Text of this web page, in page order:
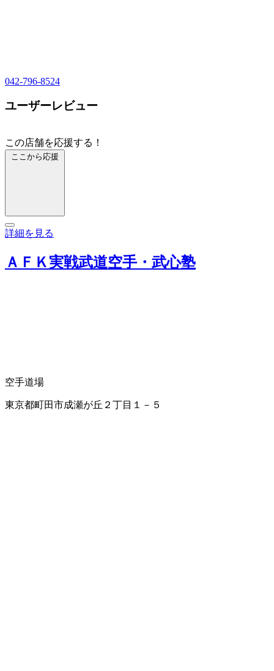
042-796-8524
ユーザーレビュー
この店舗を応援する！
ここから応援
詳細を見る
ＡＦＫ実戦武道空手・武心塾
空手道場
東京都町田市成瀬が丘２丁目１－５